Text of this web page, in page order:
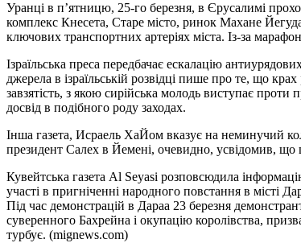
Уранці в п’ятницю, 25-го березня, в Єрусалимі
комплекс Кнесета, Старе місто, ринок Махане
ключових транспортних артеріях міста. Із-за
Ізраїльська преса передбачає ескалацію
джерела в ізраїльській розвідці пише про те, що
завзятість, з якою сирійська молодь виступає
досвід в подібного роду заходах.
Інша газета, Исраель ХаЙом вказує на неминучий
президент Салех в Йемені, очевидно, усвідомив,
Кувейтська газета Al Seyasi розповсюдила
участі в пригніченні народного повстання в місті
Під час демонстрацій в Дараа 23 березня
суверенного Бахрейна і окупацію королівства,
турбує. (mignews.com)